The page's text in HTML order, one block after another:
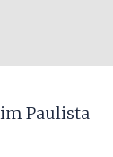
Paulista